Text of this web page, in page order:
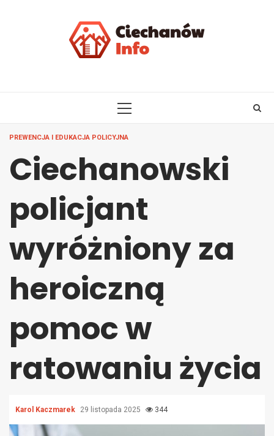
PRIMARY
PREWENCJA I EDUKACJA POLICYJNA
Ciechanowski
policjant
wyróżniony za
heroiczną
pomoc w
ratowaniu życia
Karol Kaczmarek 29 listopada 2025 344